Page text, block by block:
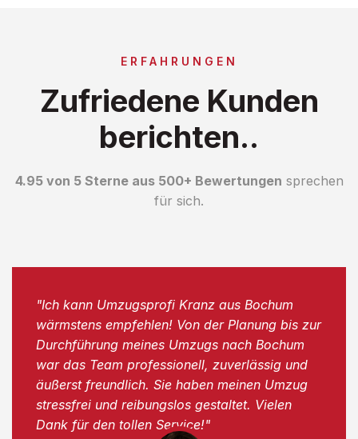
ERFAHRUNGEN
Zufriedene Kunden
berichten..
4.95 von 5 Sterne aus 500+ Bewertungen sprechen
für sich.
"Ich kann Umzugsprofi Kranz aus Bochum
wärmstens empfehlen! Von der Planung bis zur
Durchführung meines Umzugs nach Bochum
war das Team professionell, zuverlässig und
äußerst freundlich. Sie haben meinen Umzug
stressfrei und reibungslos gestaltet. Vielen
Dank für den tollen Service!"